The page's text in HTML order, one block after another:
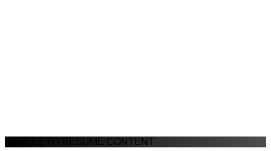
SCROLL TO RESUME CONTENT